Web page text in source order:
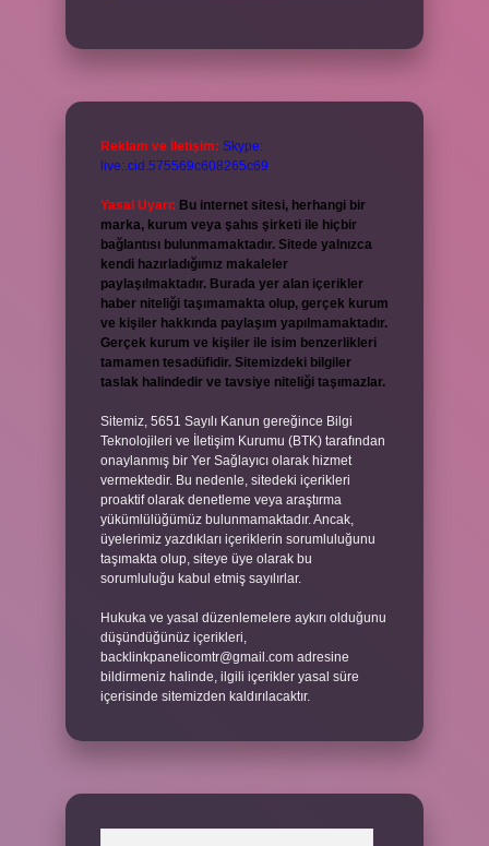
Reklam ve İletişim: Skype:
live:.cid.575569c608265c69
Yasal Uyarı: Bu internet sitesi, herhangi bir
marka, kurum veya şahıs şirketi ile hiçbir
bağlantısı bulunmamaktadır. Sitede yalnızca
kendi hazırladığımız makaleler
paylaşılmaktadır. Burada yer alan içerikler
haber niteliği taşımamakta olup, gerçek kurum
ve kişiler hakkında paylaşım yapılmamaktadır.
Gerçek kurum ve kişiler ile isim benzerlikleri
tamamen tesadüfidir. Sitemizdeki bilgiler
taslak halindedir ve tavsiye niteliği taşımazlar.
Sitemiz, 5651 Sayılı Kanun gereğince Bilgi
Teknolojileri ve İletişim Kurumu (BTK) tarafından
onaylanmış bir Yer Sağlayıcı olarak hizmet
vermektedir. Bu nedenle, sitedeki içerikleri
proaktif olarak denetleme veya araştırma
yükümlülüğümüz bulunmamaktadır. Ancak,
üyelerimiz yazdıkları içeriklerin sorumluluğunu
taşımakta olup, siteye üye olarak bu
sorumluluğu kabul etmiş sayılırlar.
Hukuka ve yasal düzenlemelere aykırı olduğunu
düşündüğünüz içerikleri,
backlinkpanelicomtr@gmail.com adresine
bildirmeniz halinde, ilgili içerikler yasal süre
içerisinde sitemizden kaldırılacaktır.